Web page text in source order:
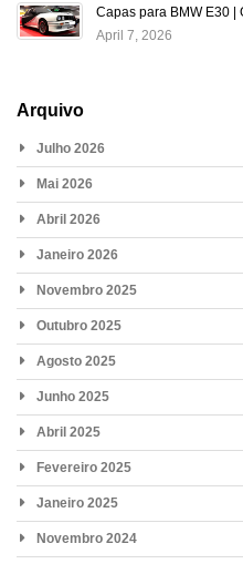
Capas para BMW E30 |
April 7, 2026
Arquivo
Julho 2026
Mai 2026
Abril 2026
Janeiro 2026
Novembro 2025
Outubro 2025
Agosto 2025
Junho 2025
Abril 2025
Fevereiro 2025
Janeiro 2025
Novembro 2024